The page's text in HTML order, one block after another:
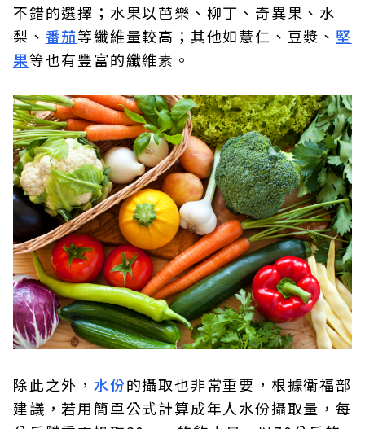
不錯的選擇；水果以芭樂、柳丁、奇異果、水
梨、 番茄等纖維量較高；其他如薏仁、豆漿、 堅
果等也有豐富的纖維素。
除此之外， 水份的攝取也非常重要，根據衛福部
建議，若用簡單公式計算成年人水份攝取量，每